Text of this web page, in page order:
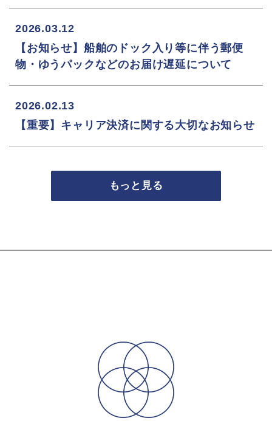
2026.03.12
【お知らせ】船舶のドック入り等に伴う郵便
物・ゆうパックなどのお届け遅延について
2026.02.13
【重要】キャリア決済に関する大切なお知らせ
もっと見る